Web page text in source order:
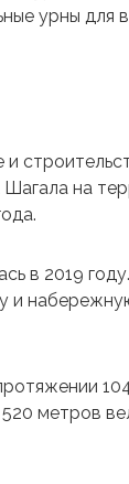
урны для
на
в 2019
и
520 метров